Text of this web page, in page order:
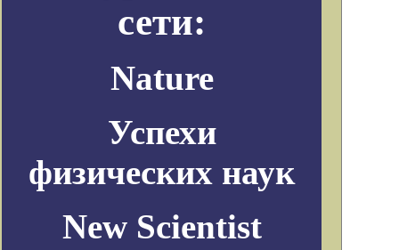
сети:
Nature
Успехи
физических наук
New Scientist